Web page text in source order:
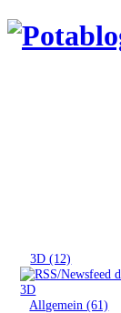
»3D (12)
Allgemein (61)